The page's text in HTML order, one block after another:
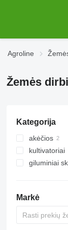
Agroline
Žemės
Kategorija
akėčios
diskinės
kultivatoriai
giluminiai
Markė